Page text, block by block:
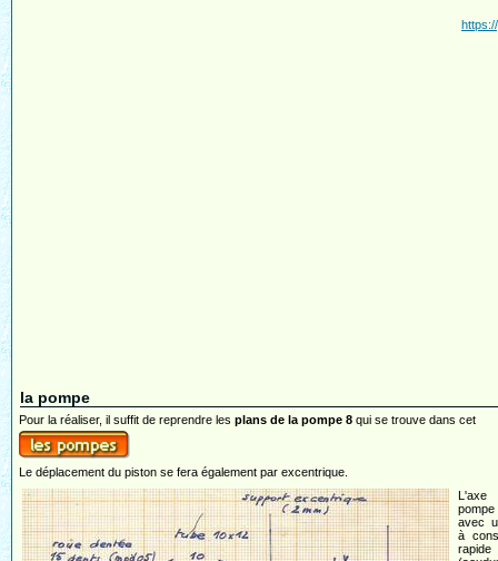
la pompe
Pour la réaliser, il suffit de reprendre les plans de la pompe 8 qui se trouve dans cet
Le déplacement du piston se fera également par excentrique.
avec
à
rapide